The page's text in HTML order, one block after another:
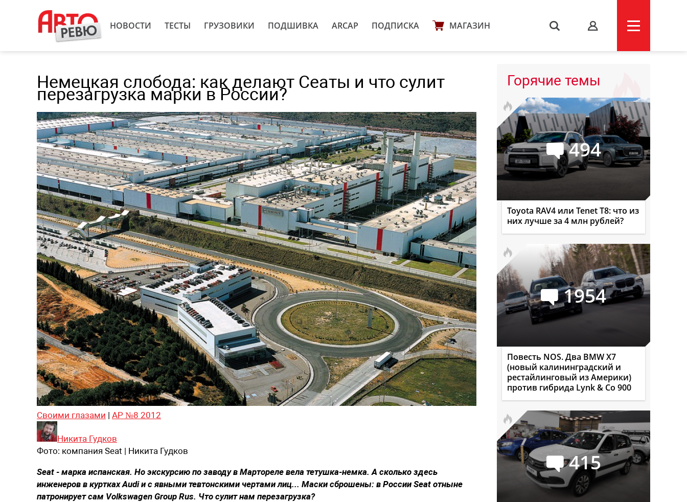
НОВОСТИ ТЕСТЫ ГРУЗОВИКИ ПОДШИВКА ARCAP ПОДПИСКА МАГАЗИН s
Немецкая слобода: как делают Сеаты и что сулит
перезагрузка марки в России?
Своими глазами | АР №8 2012
Никита Гудков
Фото: компания Seat | Никита Гудков
Seat - марка испанская. Но экскурсию по заводу в Мартореле вела тетушка-немка. А сколько здесь
инженеров в куртках Audi и с явными тевтонскими чертами лиц... Маски сброшены: в России Seat отныне
патронирует сам Volkswagen Group Rus. Что сулит нам перезагрузка?
Горячие темы
494
Toyota RAV4 или Tenet T8: что из
них лучше за 4 млн рублей?
1954
Повесть NOS. Два BMW X7
(новый калининградский и
рестайлинговый из Америки)
против гибрида Lynk & Co 900
415